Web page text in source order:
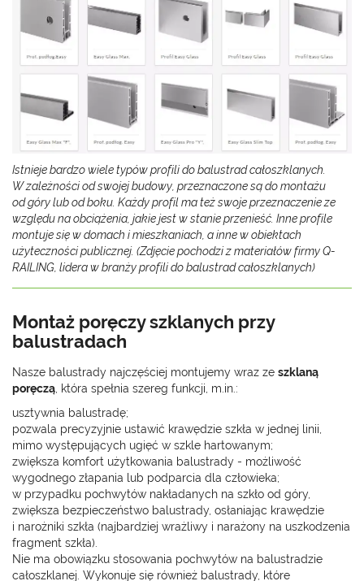
Istnieje bardzo wiele typów profili do balustrad całoszklanych.
W zależności od swojej budowy, przeznaczone są do montażu
od góry lub od boku. Każdy profil ma też swoje przeznaczenie ze
względu na obciążenia, jakie jest w stanie przenieść. Inne profile
montuje się w domach i mieszkaniach, a inne w obiektach
użyteczności publicznej. (Zdjęcie pochodzi z materiałów firmy Q-
RAILING, lidera w branży profili do balustrad całoszklanych)
Montaż poręczy szklanych przy
balustradach
Nasze balustrady najczęściej montujemy wraz ze szklaną
poręczą , która spełnia szereg funkcji, m.in.:
usztywnia balustradę;
pozwala precyzyjnie ustawić krawędzie szkła w jednej linii,
mimo występujących ugięć w szkle hartowanym;
zwiększa komfort użytkowania balustrady - możliwość
wygodnego złapania lub podparcia dla człowieka;
w przypadku pochwytów nakładanych na szkło od góry,
zwiększa bezpieczeństwo balustrady, osłaniając krawędzie
i narożniki szkła (najbardziej wrażliwy i narażony na uszkodzenia
fragment szkła).
Nie ma obowiązku stosowania pochwytów na balustradzie
całoszklanej. Wykonuje się również balustrady, które